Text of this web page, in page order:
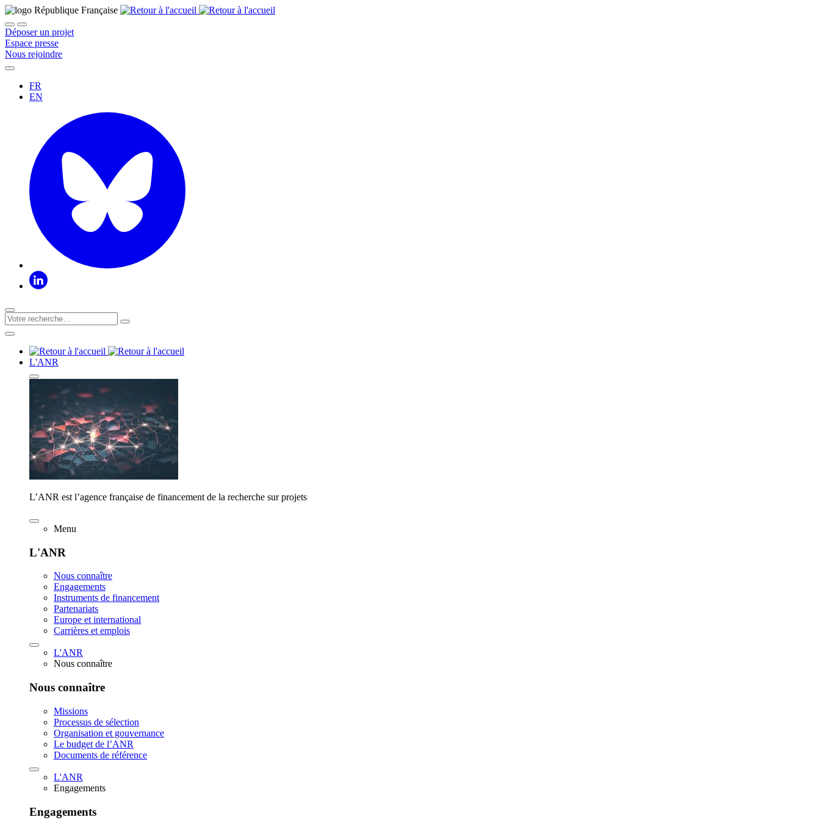
Déposer un projet
Espace presse
Nous rejoindre
FR
EN
L'ANR
L’ANR est l’agence française de financement de la recherche sur projets
Menu
L'ANR
Nous connaître
Engagements
Instruments de financement
Partenariats
Europe et international
Carrières et emplois
L'ANR
Nous connaître
Nous connaître
Missions
Processus de sélection
Organisation et gouvernance
Le budget de l’ANR
Documents de référence
L'ANR
Engagements
Engagements